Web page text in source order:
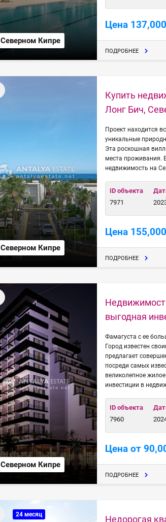
Северном Кипре
Цена
ПОДРОБНЕЕ
Купить
Лонг Бич,
Северном Кипре
Проект находится
уникальные
Эта роскошная
места проживания.
недвижимость на
ID объекта
7971
Цена
ПОДРОБНЕЕ
выгодная
Северном Кипре
Фамагуста с ее
Город известен
предлагает
посреди самых
великолепное
инвестиции в
ID объекта
7960
Цена от
ПОДРОБНЕЕ
24 месяц Недорогая